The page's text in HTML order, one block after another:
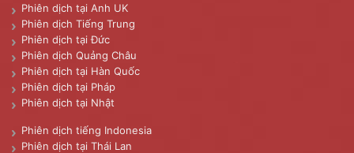
Phiên dịch tại Anh UK
Phiên dịch Tiếng Trung
Phiên dịch tại Đức
Phiên dịch Quảng Châu
Phiên dịch tại Hàn Quốc
Phiên dịch tại Pháp
Phiên dịch tại Nhật
Phiên dịch tiếng Indonesia
Phiên dịch tại Thái Lan